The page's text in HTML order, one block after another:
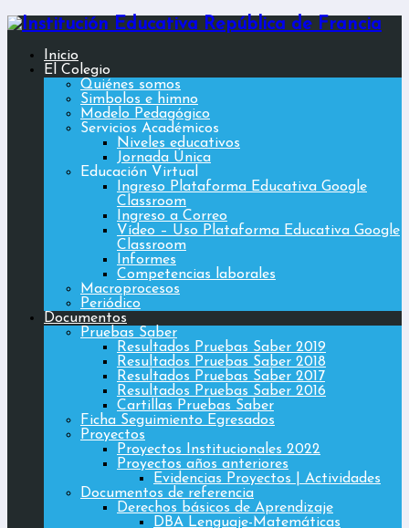
Inicio
El Colegio
Quiénes somos
Simbolos e himno
Modelo Pedagógico
Servicios Académicos
Niveles educativos
Jornada Única
Educación Virtual
Ingreso Plataforma Educativa Google
Classroom
Ingreso a Correo
Vídeo – Uso Plataforma Educativa Google
Classroom
Informes
Competencias laborales
Macroprocesos
Periódico
Documentos
Pruebas Saber
Resultados Pruebas Saber 2019
Resultados Pruebas Saber 2018
Resultados Pruebas Saber 2017
Resultados Pruebas Saber 2016
Cartillas Pruebas Saber
Ficha Seguimiento Egresados
Proyectos
Proyectos Institucionales 2022
Proyectos años anteriores
Evidencias Proyectos | Actividades
Documentos de referencia
Derechos básicos de Aprendizaje
DBA Lenguaje-Matemáticas